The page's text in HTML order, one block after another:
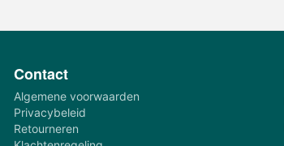
Contact
Algemene voorwaarden
Privacybeleid
Retourneren